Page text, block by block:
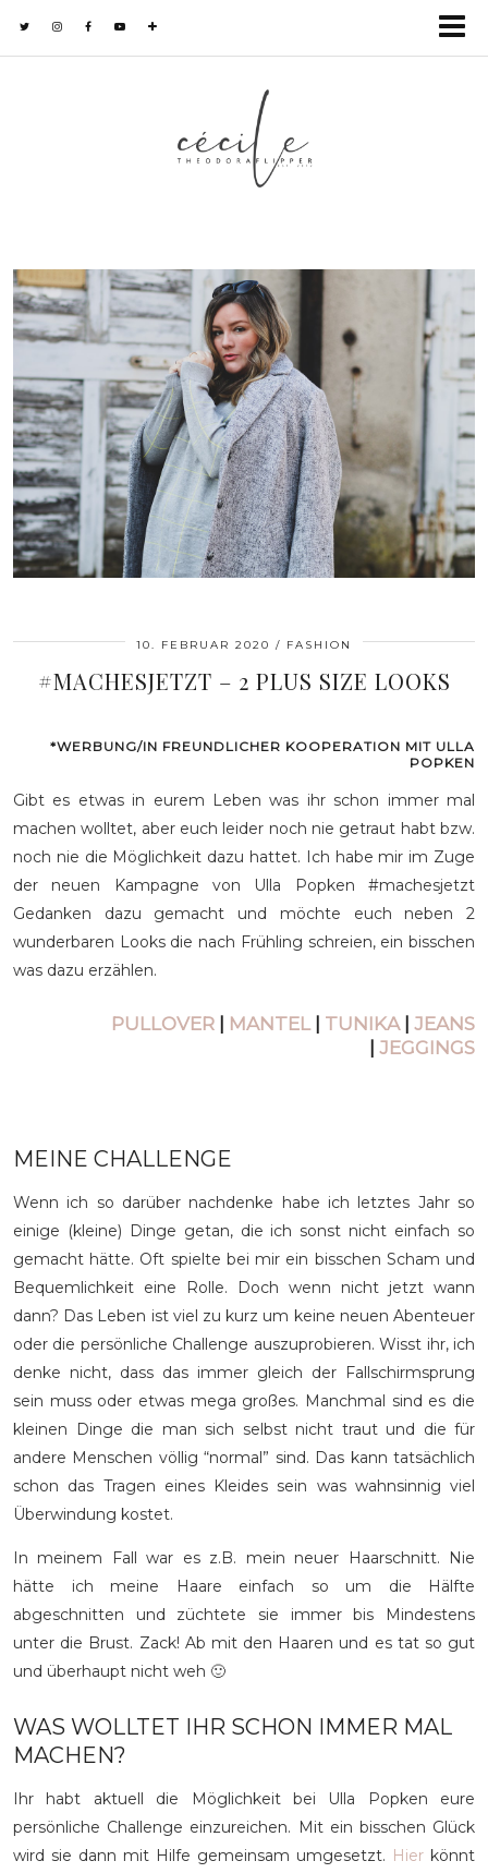
10. FEBRUAR 2020 FASHION
#MACHESJETZT – 2 PLUS SIZE LOOKS
*WERBUNG/IN FREUNDLICHER KOOPERATION MIT ULLA
POPKEN
Gibt es etwas in eurem Leben was ihr schon immer mal
machen wolltet, aber euch leider noch nie getraut habt bzw.
noch nie die Möglichkeit dazu hattet. Ich habe mir im Zuge
der neuen Kampagne von Ulla Popken #machesjetzt
Gedanken dazu gemacht und möchte euch neben 2
wunderbaren Looks die nach Frühling schreien, ein bisschen
was dazu erzählen.
PULLOVER | MANTEL | TUNIKA| JEANS
| JEGGINGS
MEINE CHALLENGE
Wenn ich so darüber nachdenke habe ich letztes Jahr so
einige (kleine) Dinge getan, die ich sonst nicht einfach so
gemacht hätte. Oft spielte bei mir ein bisschen Scham und
Bequemlichkeit eine Rolle. Doch wenn nicht jetzt wann
dann? Das Leben ist viel zu kurz um keine neuen Abenteuer
oder die persönliche Challenge auszuprobieren. Wisst ihr, ich
denke nicht, dass das immer gleich der Fallschirmsprung
sein muss oder etwas mega großes. Manchmal sind es die
kleinen Dinge die man sich selbst nicht traut und die für
andere Menschen völlig “normal” sind. Das kann tatsächlich
schon das Tragen eines Kleides sein was wahnsinnig viel
Überwindung kostet.
In meinem Fall war es z.B. mein neuer Haarschnitt. Nie
hätte ich meine Haare einfach so um die Hälfte
abgeschnitten und züchtete sie immer bis Mindestens
unter die Brust. Zack! Ab mit den Haaren und es tat so gut
und überhaupt nicht weh 🙂
WAS WOLLTET IHR SCHON IMMER MAL
MACHEN?
Ihr habt aktuell die Möglichkeit bei Ulla Popken eure
persönliche Challenge einzureichen. Mit ein bisschen Glück
wird sie dann mit Hilfe gemeinsam umgesetzt. Hier könnt